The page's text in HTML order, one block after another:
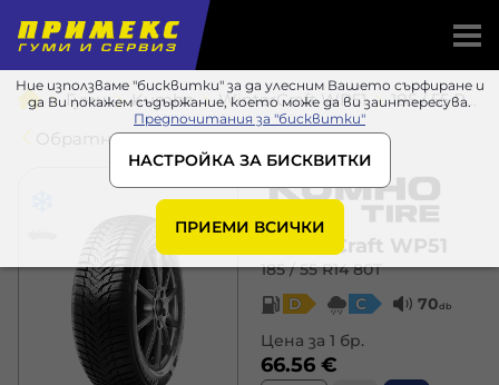
Ние използваме "бисквитки" за да улесним Вашето сърфиране и
да Ви покажем съдържание, което може да ви заинтересува.
Предпочитания за "бисквитки"
НАСТРОЙКА ЗА БИСКВИТКИ
ПРИЕМИ ВСИЧКИ
Гуми Kumho WinterCraft WP51
185 / 55 R14 80T
Обратно в списъка
WinterCraft WP51
185 / 55 R14 80T
D
C 70db
Цена за 1 бр.
66.56 €